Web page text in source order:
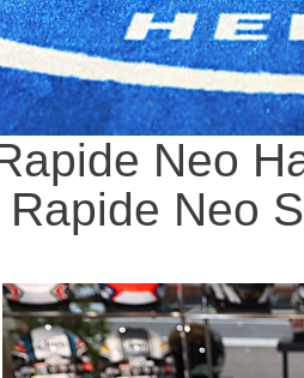
Neo
Rapide Neo